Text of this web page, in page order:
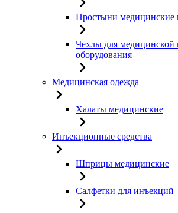
Простыни медицинские
Чехлы для медицинской
оборудования
Медицинская одежда
Халаты медицинские
Инъекционные средства
Шприцы медицинские
Салфетки для инъекций